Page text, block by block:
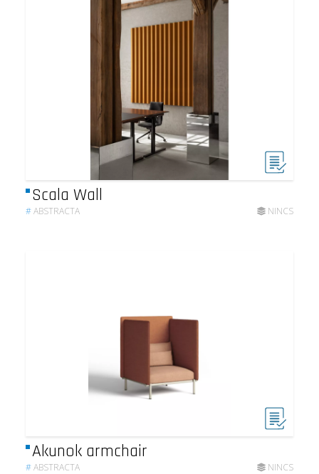
Scala Wall
#ABSTRACTA NINCS
Akunok armchair
#ABSTRACTA NINCS